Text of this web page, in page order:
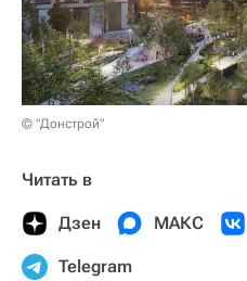
© "Донстрой"
Читать в
Дзен МАКС
Telegram